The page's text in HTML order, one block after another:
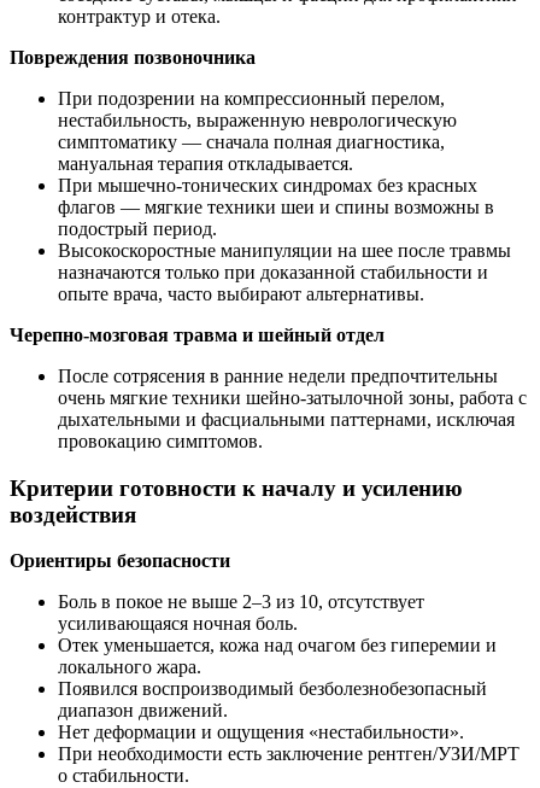
контрактур и отека.
Повреждения позвоночника
При подозрении на компрессионный перелом,
нестабильность, выраженную неврологическую
симптоматику — сначала полная диагностика,
мануальная терапия откладывается.
При мышечно-тонических синдромах без красных
флагов — мягкие техники шеи и спины возможны в
подострый период.
Высокоскоростные манипуляции на шее после травмы
назначаются только при доказанной стабильности и
опыте врача, часто выбирают альтернативы.
Черепно-мозговая травма и шейный отдел
После сотрясения в ранние недели предпочтительны
очень мягкие техники шейно-затылочной зоны, работа с
дыхательными и фасциальными паттернами, исключая
провокацию симптомов.
Критерии готовности к началу и усилению
воздействия
Ориентиры безопасности
Боль в покое не выше 2–3 из 10, отсутствует
усиливающаяся ночная боль.
Отек уменьшается, кожа над очагом без гиперемии и
локального жара.
Появился воспроизводимый безболезнобезопасный
диапазон движений.
Нет деформации и ощущения «нестабильности».
При необходимости есть заключение рентген/УЗИ/МРТ
о стабильности.